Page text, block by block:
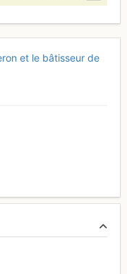
et le bâtisseur de